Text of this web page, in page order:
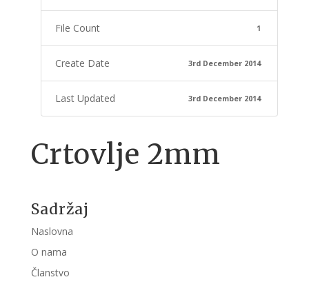
File Count 1
Create Date 3rd December 2014
Last Updated 3rd December 2014
Crtovlje 2mm
Sadržaj
Naslovna
O nama
Članstvo